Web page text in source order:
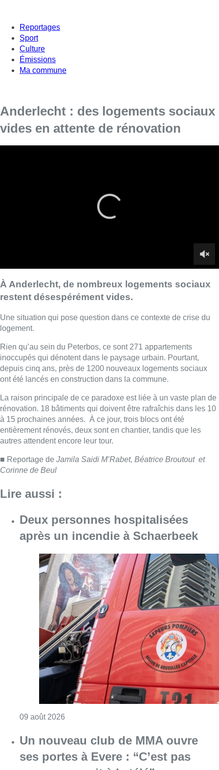
Reportages
Sport
Culture
Émissions
Ma commune
Anderlecht : des logements sociaux
vides en attente de rénovation
Rien qu’au sein du Peterbos, ce sont 271 appartements
La raison principale de ce paradoxe est liée à un vaste plan de
à 15 prochaines années. À ce jour, trois blocs ont été
entièrement rénovés, deux sont en chantier, tandis que les
■ Reportage de
Lire aussi :
après un incendie à Schaerbeek
09 août 2026Consulter l'article "Deux personnes
Un nouveau club de MMA ouvre
ses portes à Evere : “C’est pas
comme on voit à la télé”